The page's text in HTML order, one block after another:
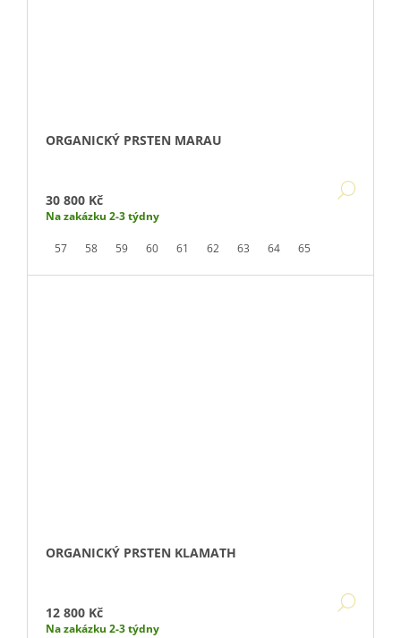
ORGANICKÝ PRSTEN MARAU
30 800 Kč
Na zakázku 2-3 týdny
57 58 59 60 61 62 63 64 65
ORGANICKÝ PRSTEN KLAMATH
12 800 Kč
Na zakázku 2-3 týdny